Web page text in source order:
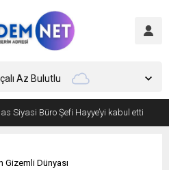
Sevindi CHP’den istifa etti
Az Bulutlu
Gizemli Dünyası